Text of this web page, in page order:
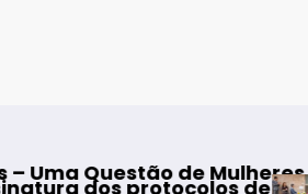
Mulheres e de Homens”
de cooperação entre
Mangualde –